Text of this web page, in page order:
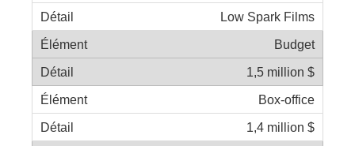
Low Spark Films
Budget
1,5 million $
Box-office
1,4 million $